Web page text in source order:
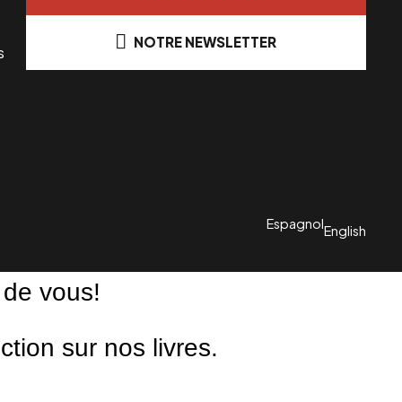
NOTRE NEWSLETTER
EspagnolEnglish
vous!
sur nos livres.